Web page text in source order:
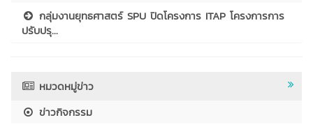
กลุ่มงานยุทธศาสตร์ SPU ปิดโครงการ ITAP โครงการการ
ปรับปรุ...
หมวดหมู่ข่าว
ข่าวกิจกรรม